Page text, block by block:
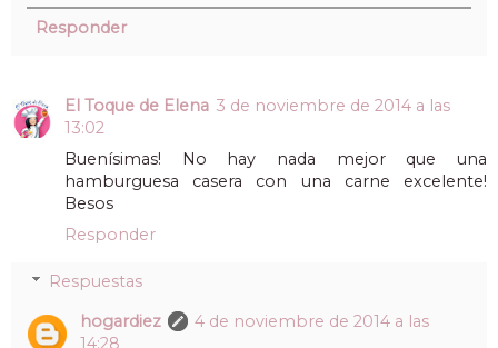
Responder
El Toque de Elena 3 de noviembre de 2014 a las
13:02
Buenísimas! No hay nada mejor que una
hamburguesa casera con una carne excelente!
Besos
Responder
Respuestas
hogardiez
4 de noviembre de 2014 a las
14:28